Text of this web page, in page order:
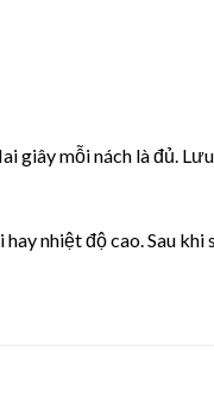
mỗi nách là đủ.
nhiệt độ cao. Sau